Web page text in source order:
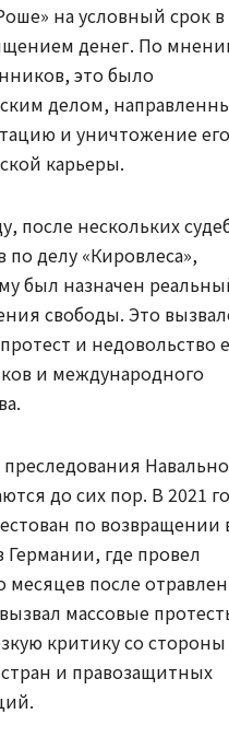
на условный срок в
денег. По
это было
делом,
и уничтожение его
карьеры.
после нескольких
по делу «Кировлеса»,
был назначен
свободы. Это
и недовольство
и международного
до сих пор. В 2021
по возвращении
Германии, где провел
месяцев после
массовые
критику со стороны
и правозащитных